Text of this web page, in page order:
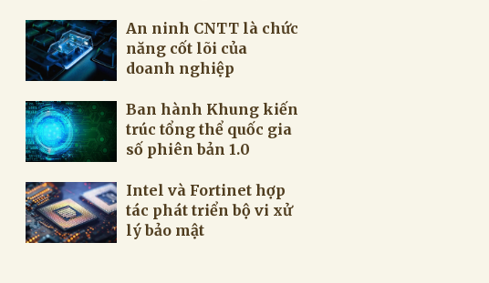
An ninh CNTT là chức
năng cốt lõi của
doanh nghiệp
Ban hành Khung kiến
trúc tổng thể quốc gia
số phiên bản 1.0
Intel và Fortinet hợp
tác phát triển bộ vi xử
lý bảo mật